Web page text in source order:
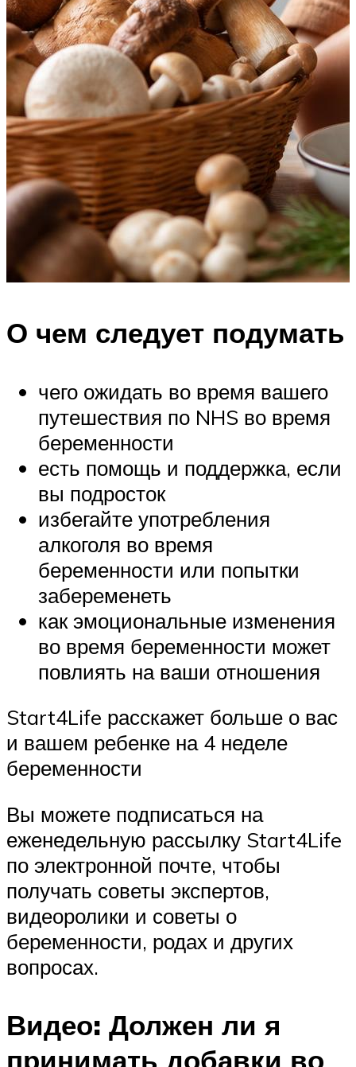
О чем следует подумать
чего ожидать во время вашего
путешествия по NHS во время
беременности
есть помощь и поддержка, если
вы подросток
избегайте употребления
алкоголя во время
беременности или попытки
забеременеть
как эмоциональные изменения
во время беременности может
повлиять на ваши отношения
Start4Life расскажет больше о вас
и вашем ребенке на 4 неделе
беременности
Вы можете подписаться на
еженедельную рассылку Start4Life
по электронной почте, чтобы
получать советы экспертов,
видеоролики и советы о
беременности, родах и других
вопросах.
Видео: Должен ли я
принимать добавки во